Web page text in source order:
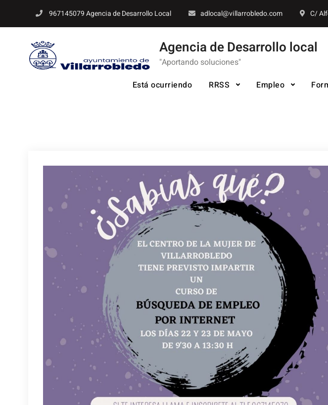
967145079 Agencia de Desarrollo Local adlocal@villarrobledo.com C/
Agencia de Desarrollo local
"Aportando soluciones"
Está ocurriendo
RRSS Empleo